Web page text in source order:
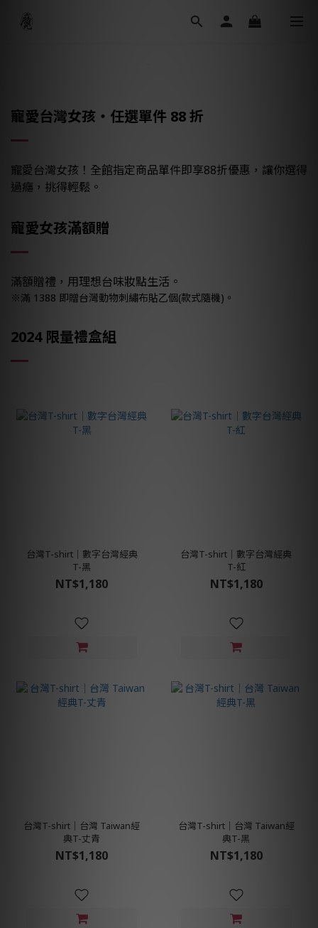
寵愛台灣女孩・任選單件 88 折
寵愛台灣女孩！全館指定商品單件即享88折優惠，讓你選得
過癮，挑得輕鬆。
寵愛女孩滿額贈
滿額贈禮，用理想台味妝點生活。
※滿 1388 即贈台灣動物刺繡布貼乙個(款式隨機)。
2024 限量禮盒組
台灣T-shirt│數字台灣經典
T-黑
NT$1,180
台灣T-shirt│數字台灣經典
T-紅
NT$1,180
台灣T-shirt│台灣 Taiwan經
典T-丈青
NT$1,180
台灣T-shirt│台灣 Taiwan經
典T-黑
NT$1,180